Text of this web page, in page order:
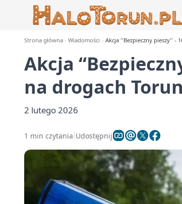
Strona główna Wiadomości Akcja ''Bezpieczny pieszy'' -
Akcja
na drogach
2 lutego 2026
1 min czytania Udostępnij